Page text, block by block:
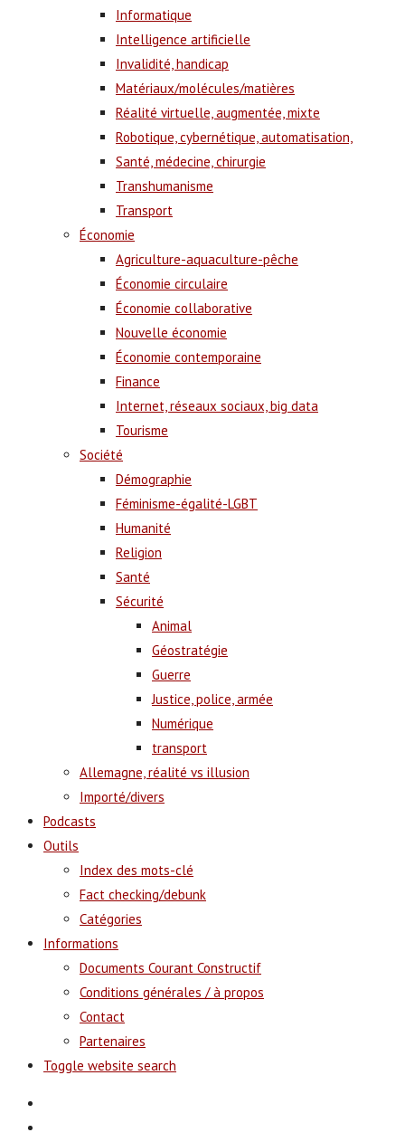
Informatique
Intelligence artificielle
Invalidité, handicap
Matériaux/molécules/matières
Réalité virtuelle, augmentée, mixte
Robotique, cybernétique, automatisation,
Santé, médecine, chirurgie
Transhumanisme
Transport
Économie
Agriculture-aquaculture-pêche
Économie circulaire
Économie collaborative
Nouvelle économie
Économie contemporaine
Finance
Internet, réseaux sociaux, big data
Tourisme
Société
Démographie
Féminisme-égalité-LGBT
Humanité
Religion
Santé
Sécurité
Animal
Géostratégie
Guerre
Justice, police, armée
Numérique
transport
Allemagne, réalité vs illusion
Importé/divers
Podcasts
Outils
Index des mots-clé
Fact checking/debunk
Catégories
Informations
Documents Courant Constructif
Conditions générales / à propos
Contact
Partenaires
Toggle website search